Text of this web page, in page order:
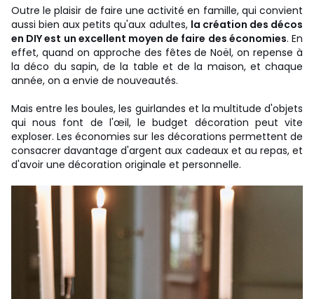
Outre le plaisir de faire une activité en famille, qui convient
aussi bien aux petits qu'aux adultes, la création des décos
en DIY est un excellent moyen de faire des économies. En
effet, quand on approche des fêtes de Noël, on repense à
la déco du sapin, de la table et de la maison, et chaque
année, on a envie de nouveautés.
Mais entre les boules, les guirlandes et la multitude d'objets
qui nous font de l'œil, le budget décoration peut vite
exploser. Les économies sur les décorations permettent de
consacrer davantage d'argent aux cadeaux et au repas, et
d'avoir une décoration originale et personnelle.